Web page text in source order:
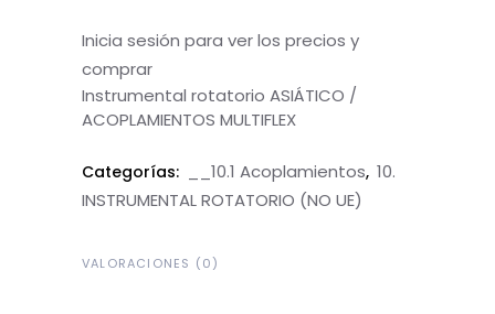
Inicia sesión para ver los precios y
comprar
Instrumental rotatorio ASIÁTICO /
ACOPLAMIENTOS MULTIFLEX
Categorías: __10.1 Acoplamientos, 10.
INSTRUMENTAL ROTATORIO (NO UE)
VALORACIONES (0)